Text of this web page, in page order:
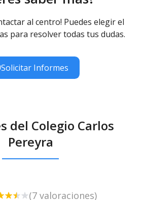
al centro! Puedes elegir el
para resolver todas tus dudas.
Solicitar Informes
del Colegio Carlos
Pereyra
(7 valoraciones)